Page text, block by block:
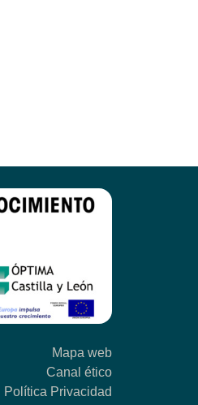
Mapa web
Canal ético
Política Privacidad